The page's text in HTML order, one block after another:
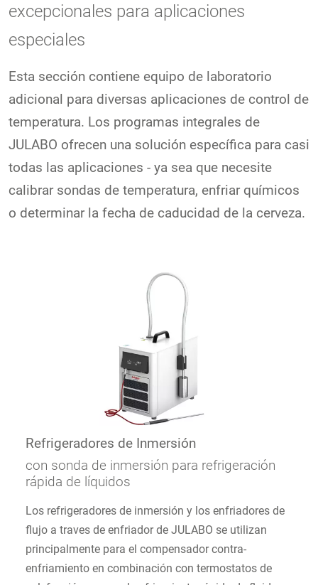
excepcionales para aplicaciones
especiales
Esta sección contiene equipo de laboratorio
adicional para diversas aplicaciones de control de
temperatura. Los programas integrales de
JULABO ofrecen una solución específica para casi
todas las aplicaciones - ya sea que necesite
calibrar sondas de temperatura, enfriar químicos
o determinar la fecha de caducidad de la cerveza.
Refrigeradores de Inmersión
con sonda de inmersión para refrigeración
rápida de líquidos
Los refrigeradores de inmersión y los enfriadores de
flujo a traves de enfriador de JULABO se utilizan
principalmente para el compensador contra-
enfriamiento en combinación con termostatos de